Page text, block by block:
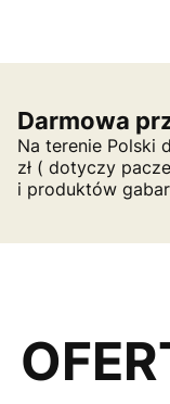
Darmowa
Na terenie Polski
zł ( dotyczy
i produktów